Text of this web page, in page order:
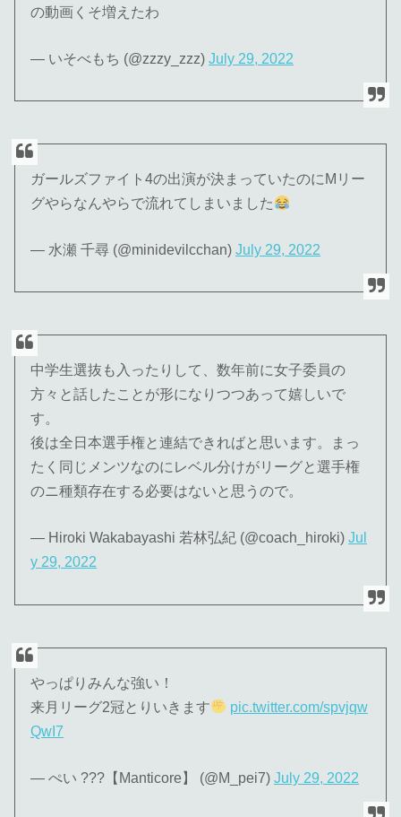
の動画くそ増えたわ
— いそべもち (@zzzy_zzz)July 29, 2022
ガールズファイト4の出演が決まっていたのにMリー
グやらなんやらで流れてしまいました
— 水瀬 千尋 (@minidevilcchan)July 29, 2022
中学生選抜も入ったりして、数年前に女子委員の
方々と話したことが形になりつつあって嬉しいで
す。
後は全日本選手権と連結できればと思います。まっ
たく同じメンツなのにレベル分けがリーグと選手権
のニ種類存在する必要はないと思うので。
— Hiroki Wakabayashi 若林弘紀 (@coach_hiroki)Jul
y 29, 2022
やっぱりみんな強い！
来月リーグ2冠とりいきます
pic.twitter.com/spvjqw
QwI7
— ぺい ???【Manticore】 (@M_pei7)July 29, 2022